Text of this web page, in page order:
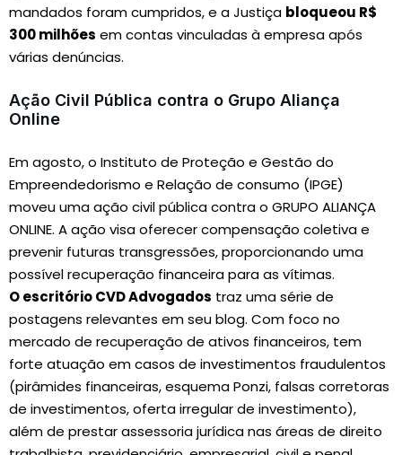
mandados foram cumpridos, e a Justiça bloqueou R$
300 milhões em contas vinculadas à empresa após
várias denúncias.
Ação Civil Pública contra o Grupo Aliança
Online
Em agosto, o Instituto de Proteção e Gestão do
Empreendedorismo e Relação de consumo (IPGE)
moveu uma ação civil pública contra o GRUPO ALIANÇA
ONLINE. A ação visa oferecer compensação coletiva e
prevenir futuras transgressões, proporcionando uma
possível recuperação financeira para as vítimas.
O escritório CVD Advogados traz uma série de
postagens relevantes em seu blog. Com foco no
mercado de recuperação de ativos financeiros, tem
forte atuação em casos de investimentos fraudulentos
(pirâmides financeiras, esquema Ponzi, falsas corretoras
de investimentos, oferta irregular de investimento),
além de prestar assessoria jurídica nas áreas de direito